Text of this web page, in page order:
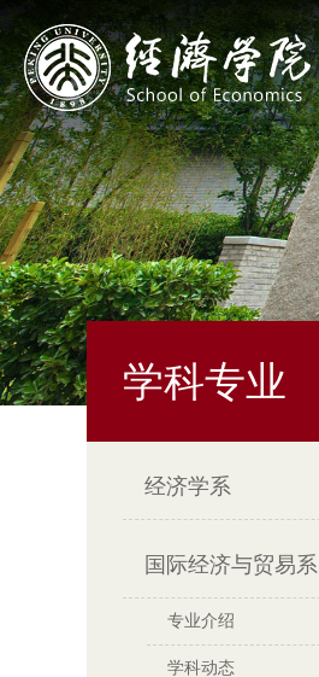
学科专业
经济学系
国际经济与贸易系
专业介绍
学科动态